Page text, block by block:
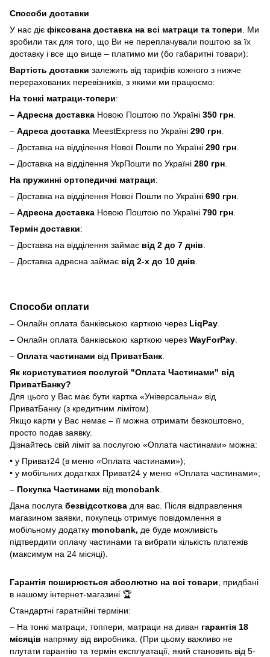
Способи доставки
У нас діє фіксована доставка на всі матраци та топери . Ми
зробили так для того, що Ви не переплачували поштою за їх
доставку і все що вище – платимо ми (бо габаритні товари):
Вартість доставки залежить від тарифів кожного з нижче
перерахованих перевізників, з якими ми працюємо:
На тонкі матраци-топери:
– Адресна доставка Новою Поштою по Україні 350 грн
– Адреса доставка MeestExpress по Україні 290 грн
– Доставка на відділення Нової Пошти по Україні 290 грн
– Доставка на відділення УкрПошти по Україні 280 грн
На пружинні ортопедичні матраци:
– Доставка на відділення Нової Пошти по Україні 690 грн
– Адресна доставка Новою Поштою по Україні 790 грн
Термін доставки:
– Доставка на відділення займає від 2 до 7 днів
– Доставка адресна займає від 2-х до 10 днів
Способи оплати
– Онлайн оплата банківською карткою через LiqPay
– Онлайн оплата банківською карткою через WayForPay
– Оплата частинами від ПриватБанк
Як користуватися послугой "Оплата Частинами" від
ПриватБанку?
Для цього у Вас має бути картка «Універсальна» від
ПриватБанку (з кредитним лімітом).
Якщо карти у Вас немає – її можна отримати безкоштовно,
просто подав заявку.
Дізнайтесь свій ліміт за послугою «Оплата частинами» можна:
• у Приват24 (в меню «Оплата частинами»);
• у мобільних додатках Приват24 у меню «Оплата частинами»;
– Покупка Частинами від monobank
Дана послуга безвідсоткова для вас. Після відправлення
магазином заявки, покупець отримує повідомлення в
мобільному додатку monobank, де буде можливість
підтвердити оплачу частинами та вибрати кількість платежів
(максимум на 24 місяці).
Гарантія поширюється абсолютно на всі товари , придбані
в нашому інтернет-магазині 🏆
Стандартні гаратнійні терміни:
– На тонкі матраци, топпери, матраци на диван гарантія 18
місяців напряму від виробника. (При цьому важливо не
плутати гарантію та термін експлуатації, який становить від 5-